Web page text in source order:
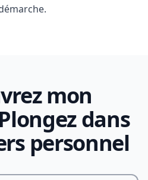
mon
dans
personnel